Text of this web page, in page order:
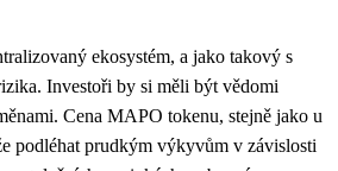
ekosystém, a jako takový s
Investoři by si měli být vědomi
Cena MAPO tokenu, stejně jako u
podléhat prudkým výkyvům v závislosti